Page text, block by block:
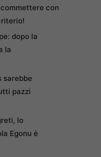
con
dopo la
la
sarebbe
pazzi
lo
Egonu è